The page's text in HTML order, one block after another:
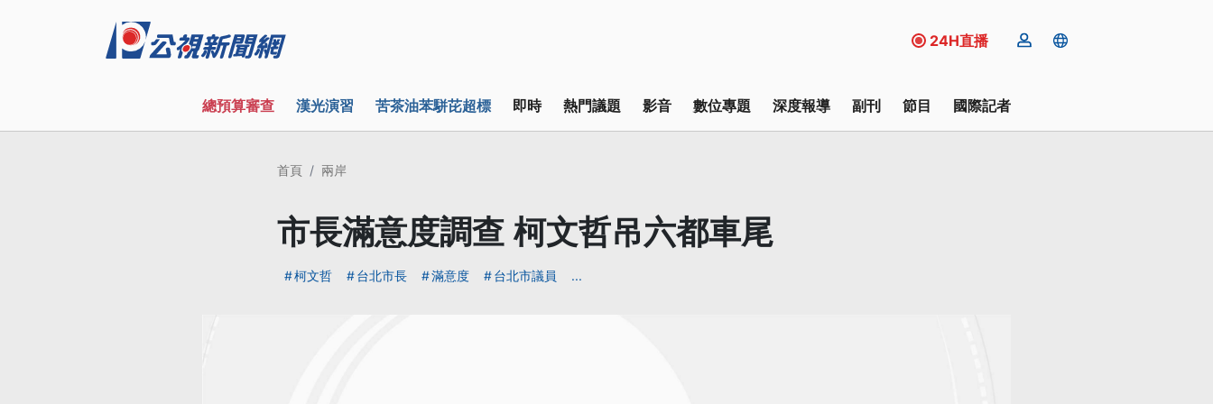
24H直播
總預算審查 漢光演習 苦茶油苯駢芘超標 即時 熱門議題 影音 數位專題 深度報導 副刊 節目 國際記者
首頁 兩岸
市長滿意度調查 柯文哲吊六都車尾
柯文哲 台北市長 滿意度 台北市議員 ...